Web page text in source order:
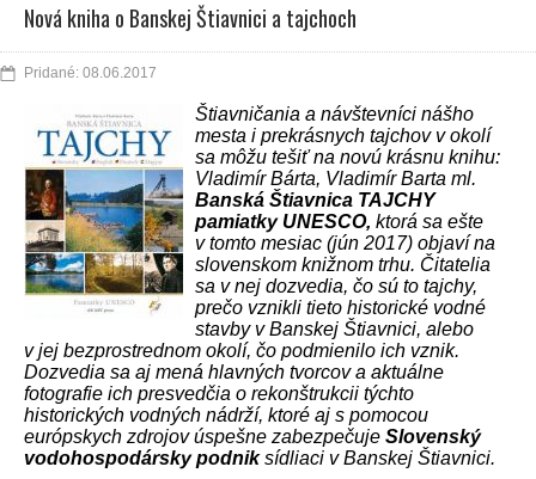
Nová kniha o Banskej Štiavnici a tajchoch
Pridané: 08.06.2017
Štiavničania a návštevníci nášho
mesta i prekrásnych tajchov v okolí
sa môžu tešiť na novú krásnu knihu:
Vladimír Bárta, Vladimír Barta ml.
Banská Štiavnica TAJCHY
pamiatky UNESCO, ktorá sa ešte
v tomto mesiac (jún 2017) objaví na
slovenskom knižnom trhu. Čitatelia
sa v nej dozvedia, čo sú to tajchy,
prečo vznikli tieto historické vodné
stavby v Banskej Štiavnici, alebo
v jej bezprostrednom okolí, čo podmienilo ich vznik.
Dozvedia sa aj mená hlavných tvorcov a aktuálne
fotografie ich presvedčia o rekonštrukcii týchto
historických vodných nádrží, ktoré aj s pomocou
európskych zdrojov úspešne zabezpečuje Slovenský
vodohospodársky podniksídliaci v Banskej Štiavnici.